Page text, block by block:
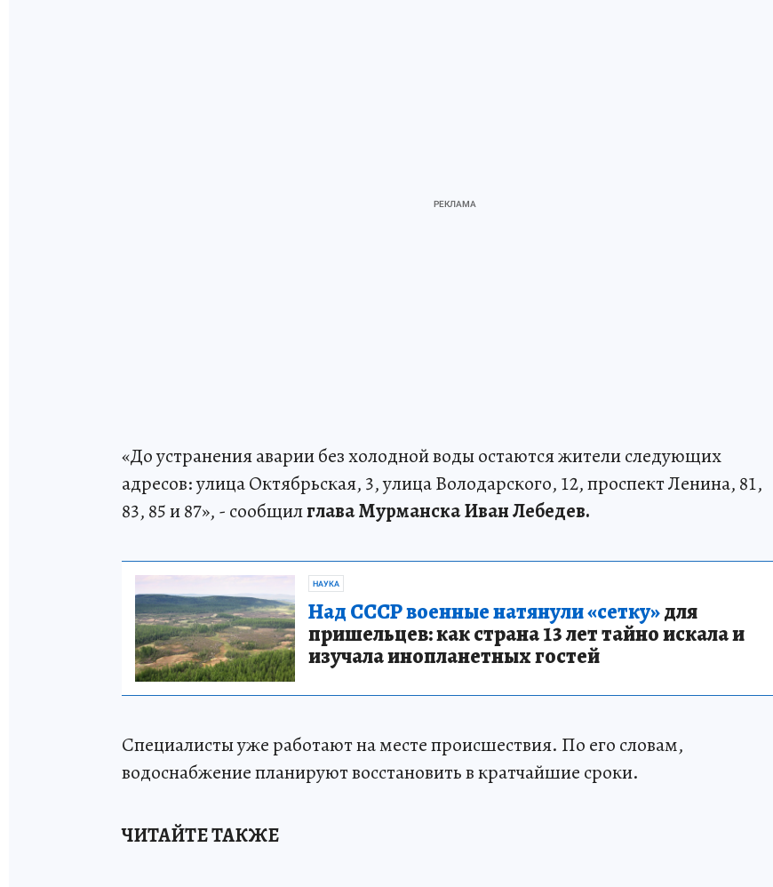
«До устранения аварии без холодной воды остаются жители следующих
адресов: улица Октябрьская, 3, улица Володарского, 12, проспект Ленина, 81,
83, 85 и 87», - сообщилглава Мурманска Иван Лебедев.
НАУКА
Над СССР военные натянули «сетку»для
пришельцев: как страна 13 лет тайно искала и
изучала инопланетных гостей
Специалисты уже работают на месте происшествия. По его словам,
водоснабжение планируют восстановить в кратчайшие сроки.
ЧИТАЙТЕ ТАКЖЕ